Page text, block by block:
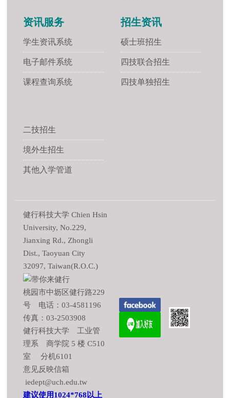
资讯服务
学生资讯系统
电子邮件系统
课程查询系统
招生资讯
硕士班招生
四技联合招生
四技单独招生
二技招生
境外生招生
其他入学管道
健行科技大学 Chien Hsin
University, No.229,
Jianxing Rd., Zhongli
Dist., Taoyuan City
32097, Taiwan(R.O.C.)
桃园市中坜区健行路229
号 电话：03-4581196
传真：03-2503908
健行科技大学 工业管
理系 商学院 5 楼 C510
室 分机6101
意见反映信箱
iedept@uch.edu.tw
建议使用1024*768以上